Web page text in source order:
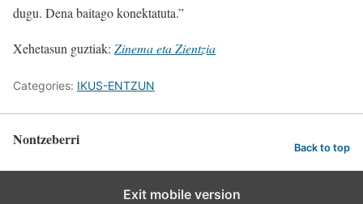
dugu. Dena baitago konektatuta.”
Xehetasun guztiak: Zinema eta Zientzia
Categories: IKUS-ENTZUN
Nontzeberri Back to top
Exit mobile version